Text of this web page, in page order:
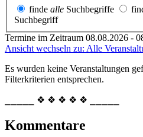
finde alle Suchbegriffe
Suchbegriff
Termine im Zeitraum 08.08.2026 -
Ansicht wechseln zu: Alle
Es wurden keine Veranstaltungen
Filterkriterien entsprechen.
⎯⎯⎯⎯⎯ ❖ ❖ ❖ ❖ ❖ ⎯⎯⎯⎯⎯
Kommentare